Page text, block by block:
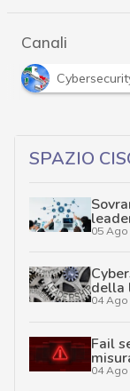
Canali
SPAZIO
05 Ago
della
04 Ago
Fail
04 Ago